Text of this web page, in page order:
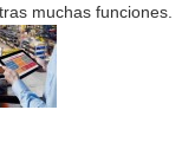
muchas funciones.